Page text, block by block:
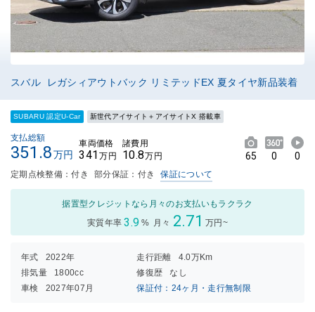
スバル レガシィアウトバック リミテッドEX 夏タイヤ新品装着
SUBARU 認定U-Car 新世代アイサイト＋アイサイトX 搭載車
支払総額
351.8万円
車両価格
341 万円
諸費用
10.8万円 65 0 0
定期点検整備：付き 部分保証：付き 保証について
据置型クレジットなら月々のお支払いもラクラク
実質年率 3.9 % 月々 2.71 万円~
年式 2022年 走行距離
4.0万Km
排気量
1800cc 修復歴
なし
車検
2027年07月 保証付：24ヶ月・走行無制限